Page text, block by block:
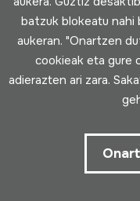
batzuk blokeatu nahi
aukeran. "Onartzen
cookieak eta gure
adierazten ari zara.